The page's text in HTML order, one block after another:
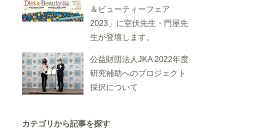
＆ビューティーフェア
2023」に室伏先生・門屋先
生が登壇します。
公益財団法人JKA 2022年度
研究補助へのプロジェクト
採択について
カテゴリから記事を探す